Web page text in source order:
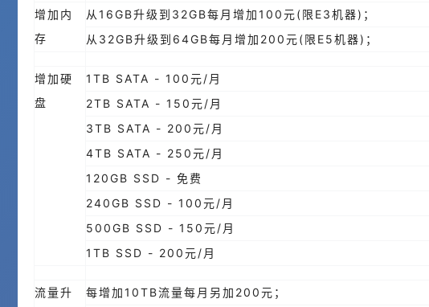
增加内
存
从16GB升级到32GB每月增加100元(限E3机器)；
从32GB升级到64GB每月增加200元(限E5机器)；
增加硬
盘
1TB SATA - 100元/月
2TB SATA - 150元/月
3TB SATA - 200元/月
4TB SATA - 250元/月
120GB SSD - 免费
240GB SSD - 100元/月
500GB SSD - 150元/月
1TB SSD - 200元/月
流量升
每增加10TB流量每月另加200元；